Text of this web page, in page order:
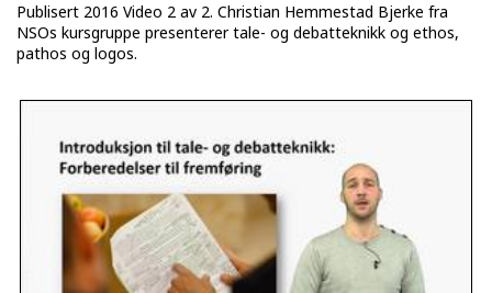
Publisert 2016 Video 2 av 2. Christian Hemmestad Bjerke fra
NSOs kursgruppe presenterer tale- og debatteknikk og ethos,
pathos og logos.